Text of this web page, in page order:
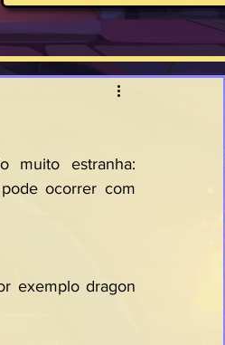
muito estranha:
ocorrer com
exemplo dragon